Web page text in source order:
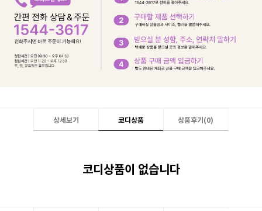
상세보기 코디상품 상품후기(0)
코디상품이 없습니다